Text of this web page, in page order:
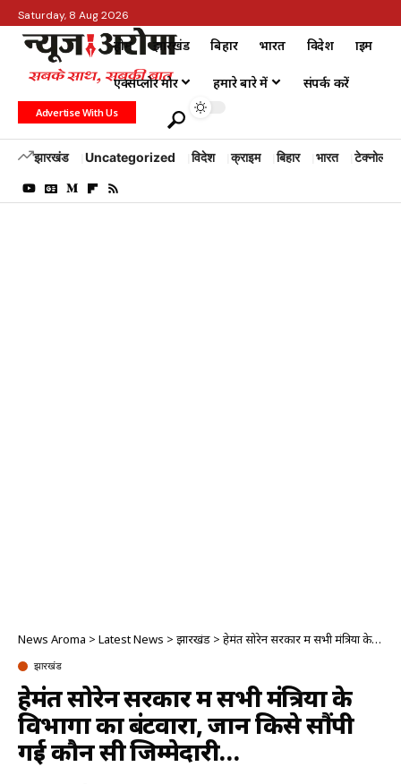
Saturday, 8 Aug 2026
होम झारखंड बिहार भारत विदेश क्राइम
एक्सप्लोर मोर हमारे बारे में संपर्क करें
Advertise With Us
झारखंड Uncategorized विदेश क्राइम बिहार भारत टेक्नोलॉजी
News Aroma > Latest News > झारखंड > हेमंत सोरेन सरकार में सभी मंत्रियों के विभागों का बंटवारा, जानें किसे सौंपी गई कौन सी जिम्मेदारी…
झारखंड
हेमंत सोरेन सरकार में सभी मंत्रियों के
विभागों का बंटवारा, जानें किसे सौंपी
गई कौन सी जिम्मेदारी…